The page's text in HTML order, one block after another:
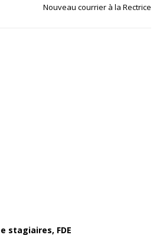
Nouveau courrier à la Rectrice
stagiaires, FDE